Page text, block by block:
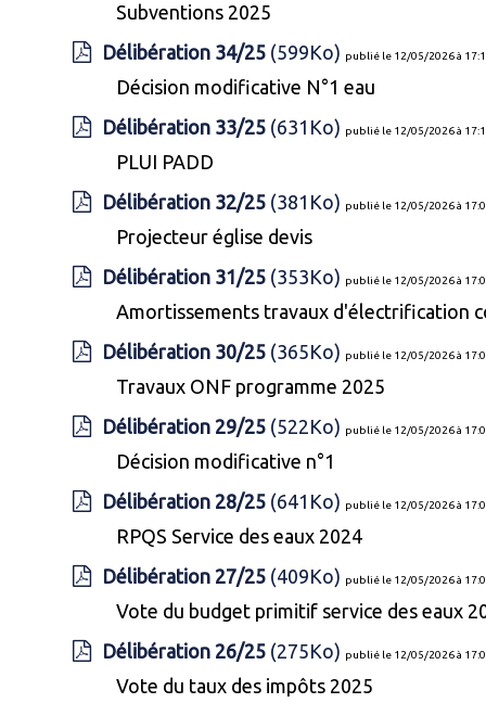
Subventions 2025
Délibération 34/25 (599Ko) publié le 12/05/2026 à
Décision modificative N°1 eau
Délibération 33/25 (631Ko) publié le 12/05/2026 à
PLUI PADD
Délibération 32/25 (381Ko) publié le 12/05/2026 à
Projecteur église devis
Délibération 31/25 (353Ko) publié le 12/05/2026 à
Amortissements travaux d'électrification
Délibération 30/25 (365Ko) publié le 12/05/2026 à
Travaux ONF programme 2025
Délibération 29/25 (522Ko) publié le 12/05/2026 à
Décision modificative n°1
Délibération 28/25 (641Ko) publié le 12/05/2026 à
RPQS Service des eaux 2024
Délibération 27/25 (409Ko) publié le 12/05/2026 à
Vote du budget primitif service des eaux
Délibération 26/25 (275Ko) publié le 12/05/2026 à
Vote du taux des impôts 2025